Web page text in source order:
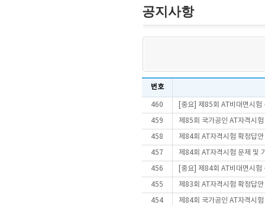
공지사항
번호
460 [중요] 제85회 AT비대면시험
459 제85회 국가공인 AT자격시
458 제84회 AT자격시험 확정답
457 제84회 AT자격시험 문제 및
456 [중요] 제84회 AT비대면시험
455 제83회 AT자격시험 확정답
454 제84회 국가공인 AT자격시